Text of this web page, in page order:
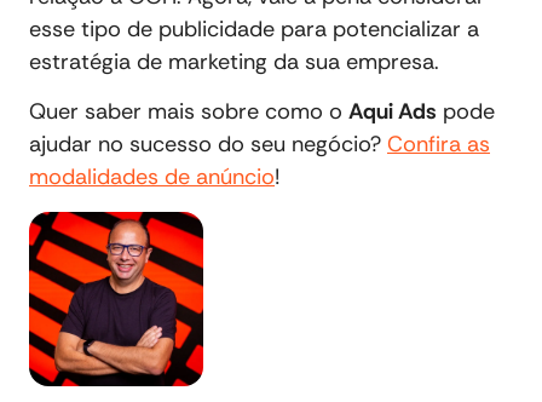
esse tipo de publicidade para potencializar a
estratégia de marketing da sua empresa.
Quer saber mais sobre como o Aqui Ads pode
ajudar no sucesso do seu negócio? Confira as
modalidades de anúncio!